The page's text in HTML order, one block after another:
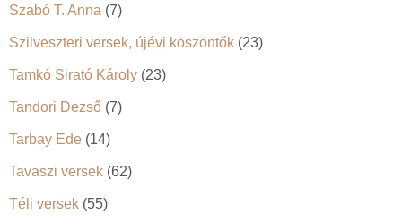
Szabó T. Anna (7)
Szilveszteri versek, újévi köszöntők (23)
Tamkó Sirató Károly (23)
Tandori Dezső (7)
Tarbay Ede (14)
Tavaszi versek (62)
Téli versek (55)